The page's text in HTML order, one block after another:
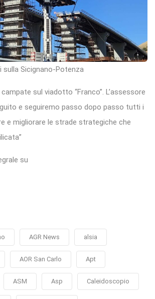
sulla Sicignano-Potenza
sul viadotto “Franco”. L’assessore
e seguiremo passo dopo passo tutti i
e migliorare le strade strategiche che
su
AGR News alsia
AOR San Carlo Apt
ASM Asp Caleidoscopio